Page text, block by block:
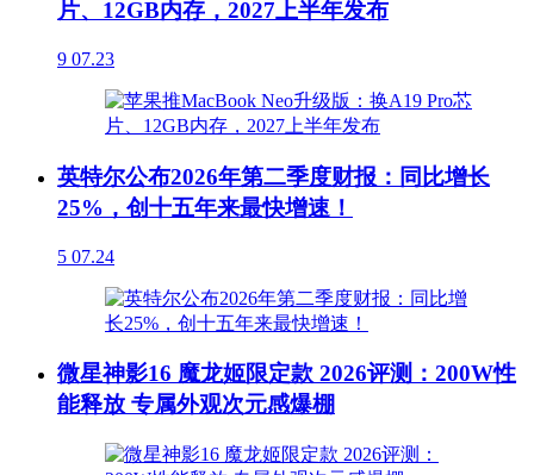
片、12GB内存，2027上半年发布
9 07.23
英特尔公布2026年第二季度财报：同比增长
25%，创十五年来最快增速！
5 07.24
微星神影16 魔龙姬限定款 2026评测：200W性
能释放 专属外观次元感爆棚